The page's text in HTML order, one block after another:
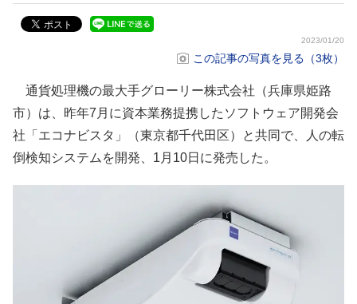
2023/01/20
この記事の写真を見る（3枚）
通貨処理機の最大手グローリー株式会社（兵庫県姫路
市）は、昨年7月に資本業務提携したソフトウェア開発会
社「エコナビスタ」（東京都千代田区）と共同で、人の転
倒検知システムを開発、1月10日に発売した。